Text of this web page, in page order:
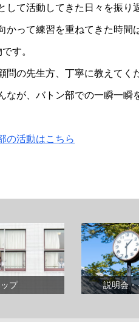
して活動してきた日々を振
かって練習を重ねてきた時
す。
問の先生方、丁寧に教えてく
なが、バトン部での一瞬一瞬
の活動はこちら
プ 説明会